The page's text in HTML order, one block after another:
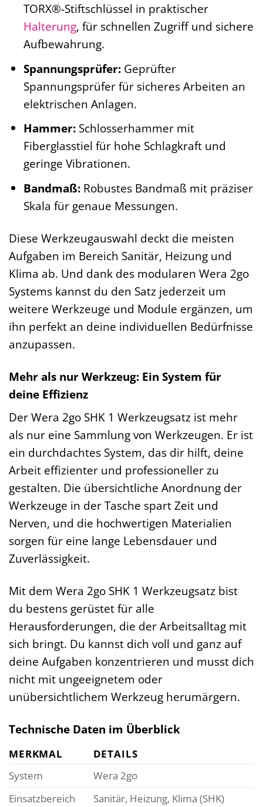
TORX®-Stiftschlüssel in praktischer
Halterung, für schnellen Zugriff und sichere
Aufbewahrung.
Spannungsprüfer:Geprüfter
Spannungsprüfer für sicheres Arbeiten an
elektrischen Anlagen.
Hammer:Schlosserhammer mit
Fiberglasstiel für hohe Schlagkraft und
geringe Vibrationen.
Bandmaß:Robustes Bandmaß mit präziser
Skala für genaue Messungen.
Diese Werkzeugauswahl deckt die meisten
Aufgaben im Bereich Sanitär, Heizung und
Klima ab. Und dank des modularen Wera 2go
Systems kannst du den Satz jederzeit um
weitere Werkzeuge und Module ergänzen, um
ihn perfekt an deine individuellen Bedürfnisse
anzupassen.
Mehr als nur Werkzeug: Ein System für
deine Effizienz
Der Wera 2go SHK 1 Werkzeugsatz ist mehr
als nur eine Sammlung von Werkzeugen. Er ist
ein durchdachtes System, das dir hilft, deine
Arbeit effizienter und professioneller zu
gestalten. Die übersichtliche Anordnung der
Werkzeuge in der Tasche spart Zeit und
Nerven, und die hochwertigen Materialien
sorgen für eine lange Lebensdauer und
Zuverlässigkeit.
Mit dem Wera 2go SHK 1 Werkzeugsatz bist
du bestens gerüstet für alle
Herausforderungen, die der Arbeitsalltag mit
sich bringt. Du kannst dich voll und ganz auf
deine Aufgaben konzentrieren und musst dich
nicht mit ungeeignetem oder
unübersichtlichem Werkzeug herumärgern.
Technische Daten im Überblick
MERKMAL
DETAILS
System
Wera 2go
Einsatzbereich
Sanitär, Heizung, Klima (SHK)